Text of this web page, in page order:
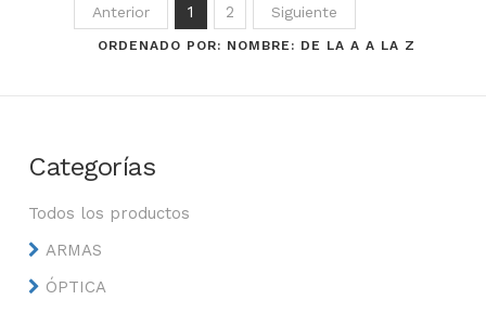
Anterior 1 2 Siguiente
ORDENADO POR: NOMBRE: DE LA A A LA Z
Categorías
Todos los productos
ARMAS
ÓPTICA